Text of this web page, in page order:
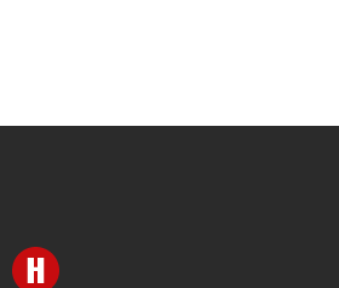
Перейти на главную